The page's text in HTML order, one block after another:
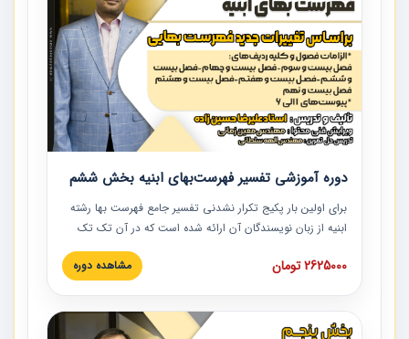
دوره آموزشی تفسیر فهرست‌بهای ابنیه بخش ششم
برای اولین بار پکیج تکرار نشدنی تفسیر جامع فهرست بها رشته
ابنیه از زبان نویسندگان آن ارائه شده است که در آن تک تک
ردیف ها و مطالب فهرست بها تفسیر و ارائه شده است. این
دوره به صورت کامل تصویری بوده و به همراه تصاویر عملیات
دوره با کلام مهندس علیرضاحسین‌زاده مدیر پروژه مهندسی
مشاور در امر بازنگری فهرست بها رشته ابنیه ارائه شده و به تمام
2625000 تومان مشاهده دوره